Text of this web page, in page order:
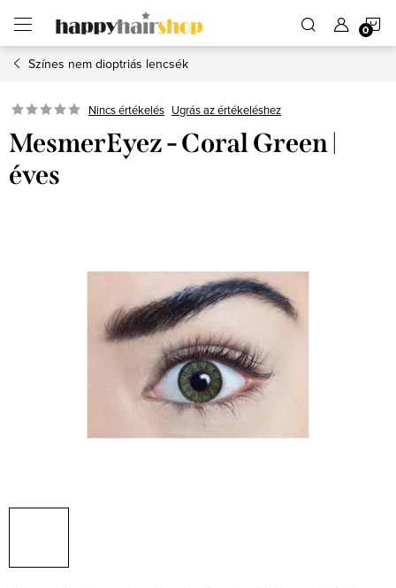
fő
tartalomhoz
Színes nem dioptriás lencsék
Nincs értékelés Ugrás az értékeléshez
MesmerEyez - Coral Green |
éves